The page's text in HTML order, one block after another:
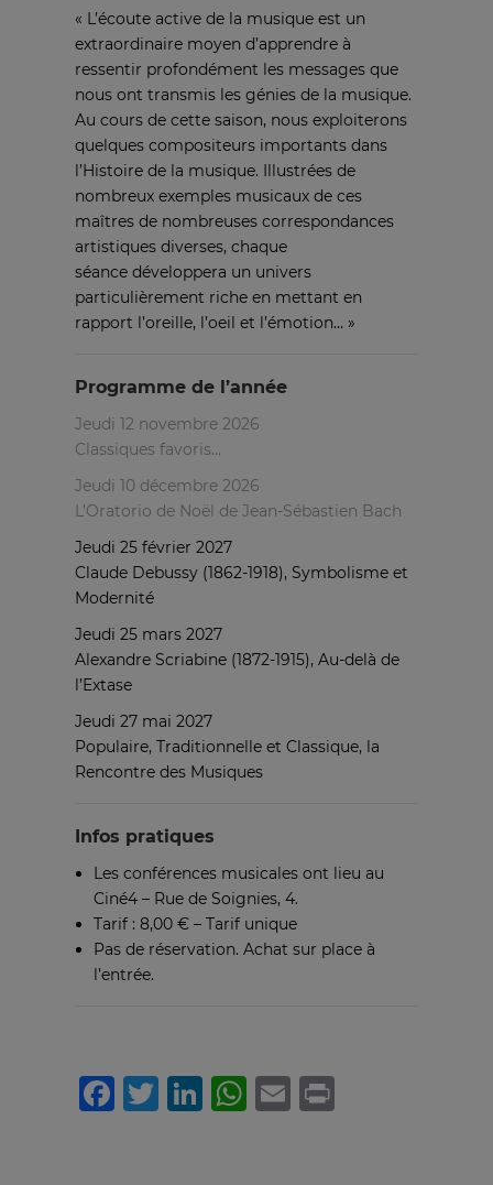
« L’écoute active de la musique est un
extraordinaire moyen d’apprendre à
ressentir profondément les messages que
nous ont transmis les génies de la musique.
Au cours de cette saison, nous exploiterons
quelques compositeurs importants dans
l’Histoire de la musique. Illustrées de
nombreux exemples musicaux de ces
maîtres de nombreuses correspondances
artistiques diverses, chaque
séance développera un univers
particulièrement riche en mettant en
rapport l’oreille, l’oeil et l’émotion… »
Programme de l’année
Jeudi 12 novembre 2026
Classiques favoris…
Jeudi 10 décembre 2026
L’Oratorio de Noël de Jean-Sébastien Bach
Jeudi 25 février 2027
Claude Debussy (1862-1918), Symbolisme et
Modernité
Jeudi 25 mars 2027
Alexandre Scriabine (1872-1915), Au-delà de
l’Extase
Jeudi 27 mai 2027
Populaire, Traditionnelle et Classique, la
Rencontre des Musiques
Infos pratiques
Les conférences musicales ont lieu au
Ciné4 – Rue de Soignies, 4.
Tarif : 8,00 € – Tarif unique
Pas de réservation. Achat sur place à
l’entrée.
Facebook
Twitter
LinkedIn
WhatsApp
Email